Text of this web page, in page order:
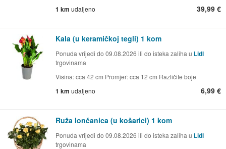
1 km udaljeno 39,99 €
Kala (u keramičkoj tegli) 1 kom
Ponuda vrijedi do 09.08.2026 ili do isteka zaliha u Lidl
trgovinama
Visina: cca 42 cm Promjer: cca 12 cm Različite boje
1 km udaljeno 6,99 €
Ruža lončanica (u košarici) 1 kom
Ponuda vrijedi do 09.08.2026 ili do isteka zaliha u Lidl
trgovinama